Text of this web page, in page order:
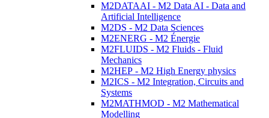
M2DATAAI - M2 Data AI - Data and
Artificial Intelligence
M2DS - M2 Data Sciences
M2ENERG - M2 Énergie
M2FLUIDS - M2 Fluids - Fluid
Mechanics
M2HEP - M2 High Energy physics
M2ICS - M2 Integration, Circuits and
Systems
M2MATHMOD - M2 Mathematical
Modelling